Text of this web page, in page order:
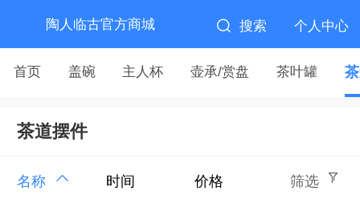
陶人临古官方商城 搜索 个人中心
首页 盖碗 主人杯 壶承/赏盘 茶叶罐
茶道摆件
名称 时间 价格 筛选